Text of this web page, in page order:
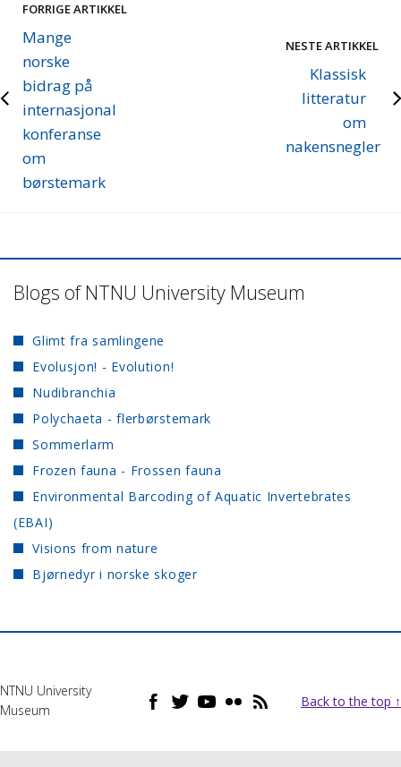
FORRIGE ARTIKKEL
Mange
norske
bidrag på
internasjonal
konferanse
om
børstemark
NESTE ARTIKKEL
Klassisk
litteratur
om
nakensnegler
Blogs of NTNU University Museum
Glimt fra samlingene
Evolusjon! - Evolution!
Nudibranchia
Polychaeta - flerbørstemark
Sommerlarm
Frozen fauna - Frossen fauna
Environmental Barcoding of Aquatic Invertebrates
(EBAI)
Visions from nature
Bjørnedyr i norske skoger
NTNU University
Museum
Back to the top ↑